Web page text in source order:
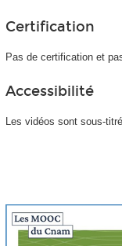
Certification
Pas de certification et
Accessibilité
Les vidéos sont sous-